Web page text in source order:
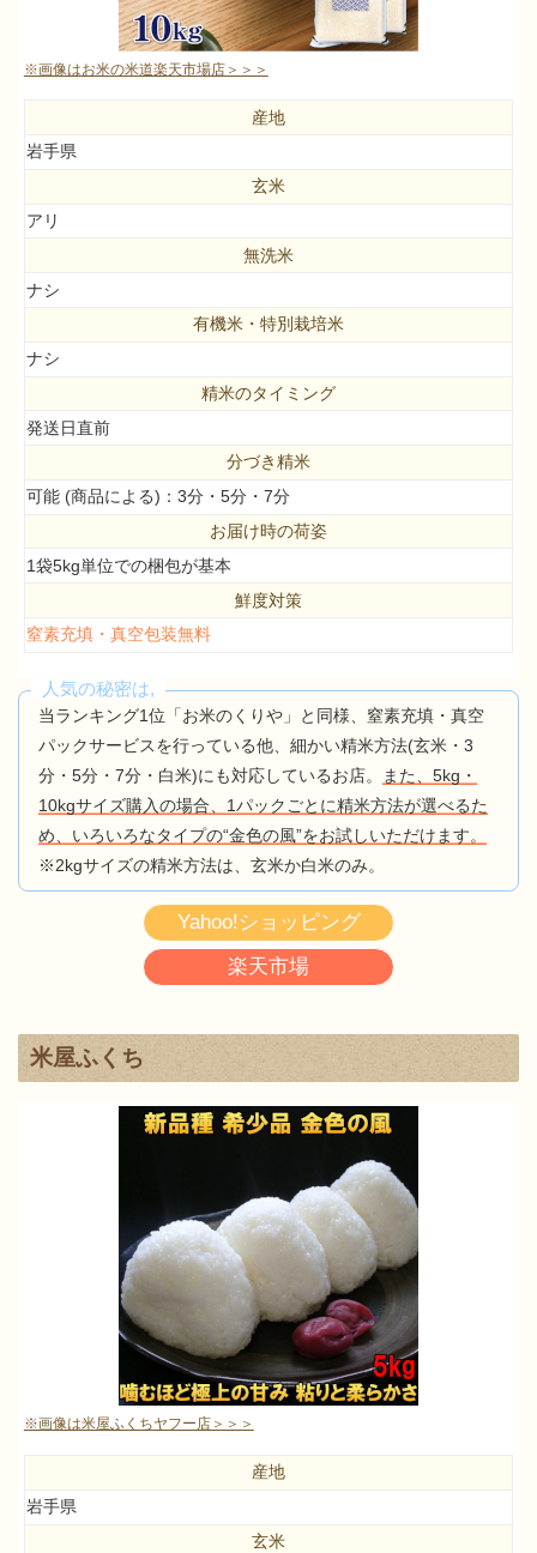
※画像はお米の米道楽天市場店＞＞＞
産地
岩手県
玄米
アリ
無洗米
ナシ
有機米・特別栽培米
ナシ
精米のタイミング
発送日直前
分づき精米
可能 (商品による)：3分・5分・7分
お届け時の荷姿
1袋5kg単位での梱包が基本
鮮度対策
窒素充填・真空包装無料
人気の秘密は,
当ランキング1位「お米のくりや」と同様、窒素充填・真空
パックサービスを行っている他、細かい精米方法(玄米・3
分・5分・7分・白米)にも対応しているお店。
また、5kg・
10kgサイズ購入の場合、1パックごとに精米方法が選べるた
め、いろいろなタイプの“金色の風”をお試しいただけます。
※2kgサイズの精米方法は、玄米か白米のみ。
Yahoo!ショッピング
楽天市場
米屋ふくち
※画像は米屋ふくちヤフー店＞＞＞
産地
岩手県
玄米